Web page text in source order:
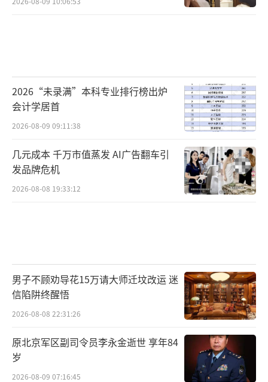
2026“未录满”本科专业排行榜出炉
会计学居首
2026-08-09 09:11:38
几元成本 千万市值蒸发 AI广告翻车引
发品牌危机
2026-08-08 19:33:12
男子不顾劝导花15万请大师迁坟改运 迷
信陷阱终醒悟
2026-08-08 22:31:26
原北京军区副司令员李永金逝世 享年84
岁
2026-08-09 07:16:45